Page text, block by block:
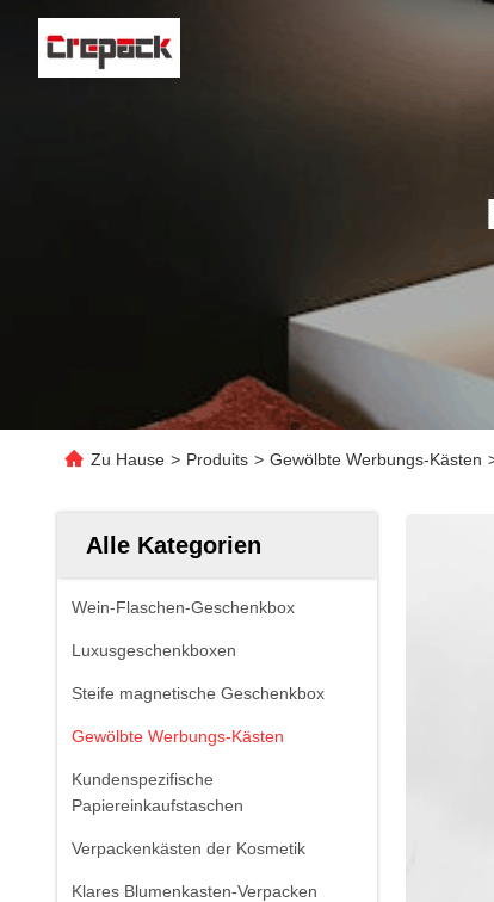
Zu Hause > Produits > Gewölbte Werbungs-Kästen
Alle Kategorien
Wein-Flaschen-Geschenkbox
Luxusgeschenkboxen
Steife magnetische Geschenkbox
Gewölbte Werbungs-Kästen
Kundenspezifische
Papiereinkaufstaschen
Verpackenkästen der Kosmetik
Klares Blumenkasten-Verpacken